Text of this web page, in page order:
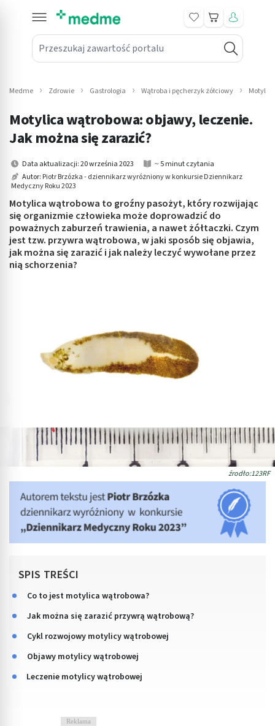
Przeszukaj zawartość portalu
Koszyk
submenu: Leki na receptę
submenu: Mama i dziecko
submenu: Kosmetyki
submenu: Higiena
submenu: Sprzęt medyczny
submenu: Intymne
submenu: Wellness
Medme Zdrowie Gastrologia Wątroba i pęcherzyk żółciowy
Motylica wątrobowa: objawy, leczenie.
Jak można się zarazić?
Data aktualizacji: 20 września 2023
~ 5 minut czytania
Autor: Piotr Brzózka - dziennikarz wyróżniony w konkursie Dziennikarz
Medyczny Roku 2023
Motylica wątrobowa to groźny pasożyt, który rozwijając
się organizmie człowieka może doprowadzić do
poważnych zaburzeń trawienia, a nawet żółtaczki. Czym
jest tzw. przywra wątrobowa, w jaki sposób się objawia,
jak można się zarazić i jak należy leczyć wywołane przez
nią schorzenia?
źrodło:123RF
SPIS TREŚCI
Co to jest motylica wątrobowa?
Jak można się zarazić przywrą wątrobową?
Cykl rozwojowy motylicy wątrobowej
Objawy motylicy wątrobowej
Leczenie motylicy wątrobowej
Reklama